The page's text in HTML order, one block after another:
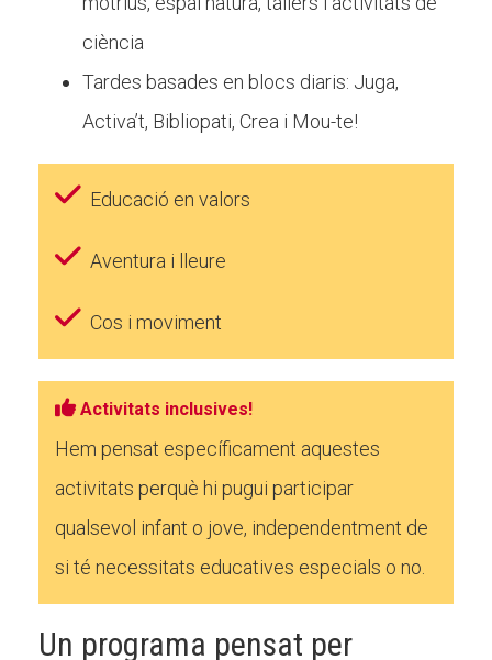
ciència
Tardes basades en blocs diaris: Juga,
Activa’t, Bibliopati, Crea i Mou-te!
Educació en valors
Aventura i lleure
Cos i moviment
Activitats inclusives!
Hem pensat específicament aquestes
activitats perquè hi pugui participar
qualsevol infant o jove, independentment de
si té necessitats educatives especials o no.
Un programa pensat per